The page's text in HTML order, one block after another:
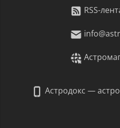
RSS-
Астродокс —